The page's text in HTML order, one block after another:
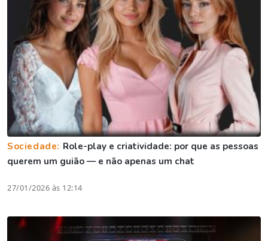
Sociedade: Role-play e criatividade: por que as pessoas
querem um guião — e não apenas um chat
27/01/2026 às 12:14